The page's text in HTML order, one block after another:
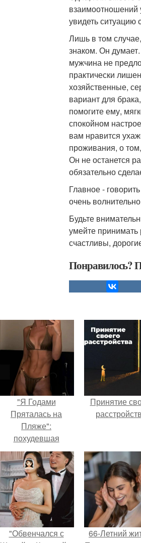
взаимоотношений
увидеть ситуацию
Лишь в том
знаком. Он
мужчина не
практически
хозяйственные,
вариант для
помогите ему,
спокойном
вам нравится
проживания, о
Он не останется
обязательно
Главное -
очень
Будьте
умейте принимать
счастливы,
Понравилось?
"Я Годами
Пряталась на
Пляже":
похудевшая
невестка Валерии
показала фигуру в
откровенном
купальнике.
Принятие
"Обвенчался с
66-Летний